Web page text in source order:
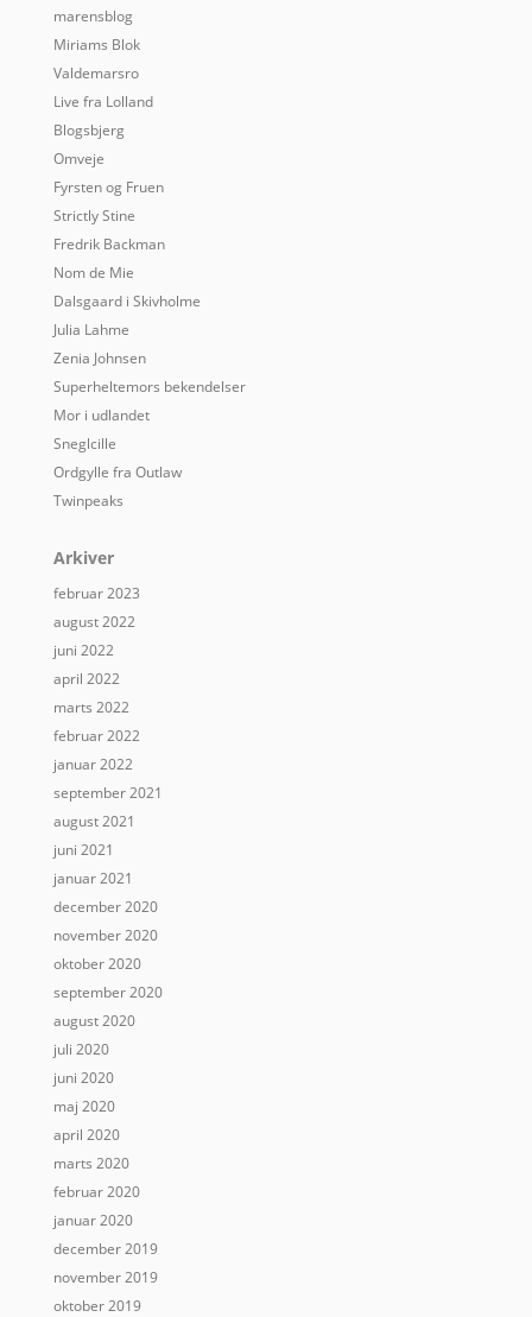
marensblog
Miriams Blok
Valdemarsro
Live fra Lolland
Blogsbjerg
Omveje
Fyrsten og Fruen
Strictly Stine
Fredrik Backman
Nom de Mie
Dalsgaard i Skivholme
Julia Lahme
Zenia Johnsen
Superheltemors bekendelser
Mor i udlandet
Sneglcille
Ordgylle fra Outlaw
Twinpeaks
Arkiver
februar 2023
august 2022
juni 2022
april 2022
marts 2022
februar 2022
januar 2022
september 2021
august 2021
juni 2021
januar 2021
december 2020
november 2020
oktober 2020
september 2020
august 2020
juli 2020
juni 2020
maj 2020
april 2020
marts 2020
februar 2020
januar 2020
december 2019
november 2019
oktober 2019